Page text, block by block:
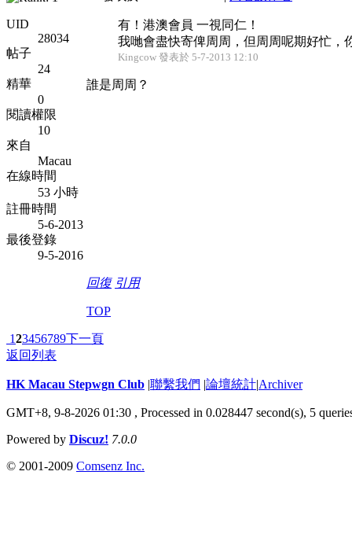
UID
28034
帖子
24
精華
0
閱讀權限
10
來自
Macau
在線時間
53 小時
註冊時間
5-6-2013
最後登錄
9-5-2016
有！港澳會員 一視同仁！
我哋會盡快寄俾周周，但周周呢期好忙，
Kingcow 發表於 5-7-2013 12:10
誰是周周？
回復 引用
TOP
123456789下一頁
返回列表
HK Macau Stepwgn Club |聯繫我們 |論壇統計|Archiver
GMT+8, 9-8-2026 01:30 , Processed in 0.028447 second(s), 5
Powered by Discuz! 7.0.0
© 2001-2009 Comsenz Inc.